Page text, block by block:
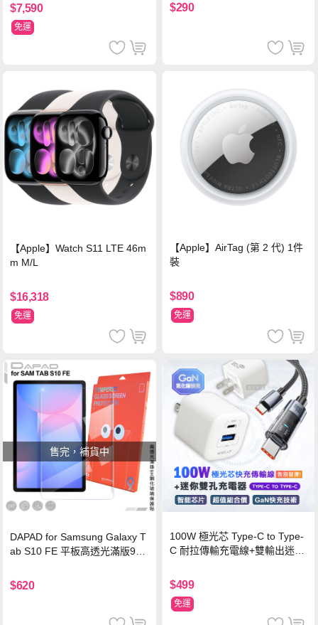
$7,590
免運
$290
【Apple】Watch S11 LTE 46m
m M/L
$16,318
免運
【Apple】AirTag (第 2 代) 1件
裝
$890
免運
售完，補貨中
DAPAD for Samsung Galaxy T
ab S10 FE 平板高透光滿版9H
$620
100W 極光芯 Type-C to Type-
C 耐拉傳輸充電線+雙輸出迷你
$499
免運